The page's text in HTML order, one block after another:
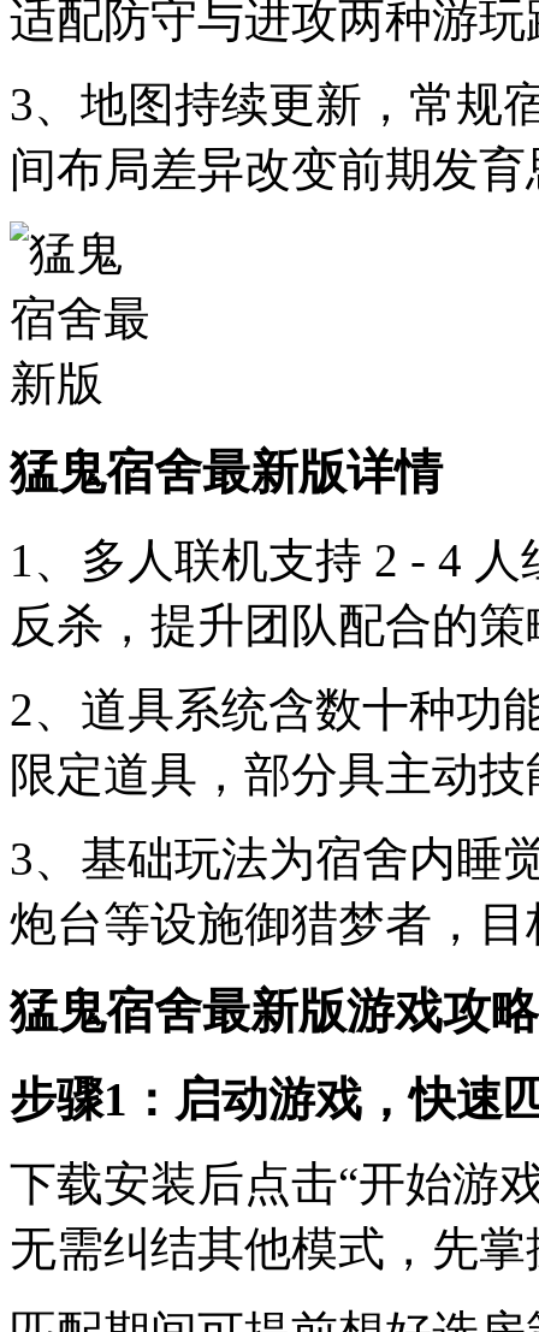
适配防守与进攻两种游玩
3、地图持续更新，常规
间布局差异改变前期发育
猛鬼宿舍最新版详情
1、多人联机支持 2 - 4
反杀，提升团队配合的
2、道具系统含数十种功
限定道具，部分具主动
3、基础玩法为宿舍内睡
炮台等设施御猎梦者，
猛鬼宿舍最新版游戏攻略
步骤1：启动游戏，快速
下载安装后点击“开始游
无需纠结其他模式，先